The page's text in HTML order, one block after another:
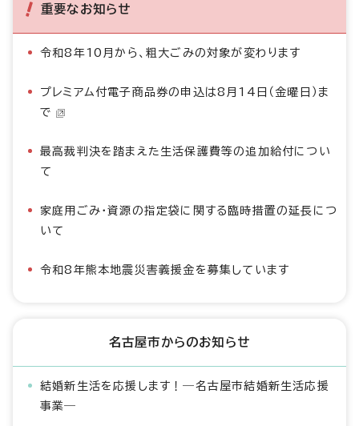
重要なお知らせ
令和8年10月から、粗大ごみの対象が変わります
プレミアム付電子商品券の申込は8月14日（金曜日）ま
で
最高裁判決を踏まえた生活保護費等の追加給付につい
て
家庭用ごみ・資源の指定袋に関する臨時措置の延長につ
いて
令和8年熊本地震災害義援金を募集しています
名古屋市からのお知らせ
結婚新生活を応援します！―名古屋市結婚新生活応援
事業―